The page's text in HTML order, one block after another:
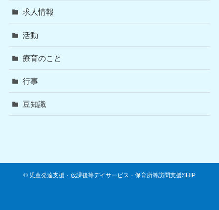
求人情報
活動
療育のこと
行事
豆知識
© 児童発達支援・放課後等デイサービス・保育所等訪問支援SHIP